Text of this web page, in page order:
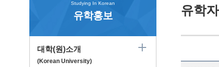
Studying In Korean
유학홍보
대학(원)소개
(Korean University)
유학